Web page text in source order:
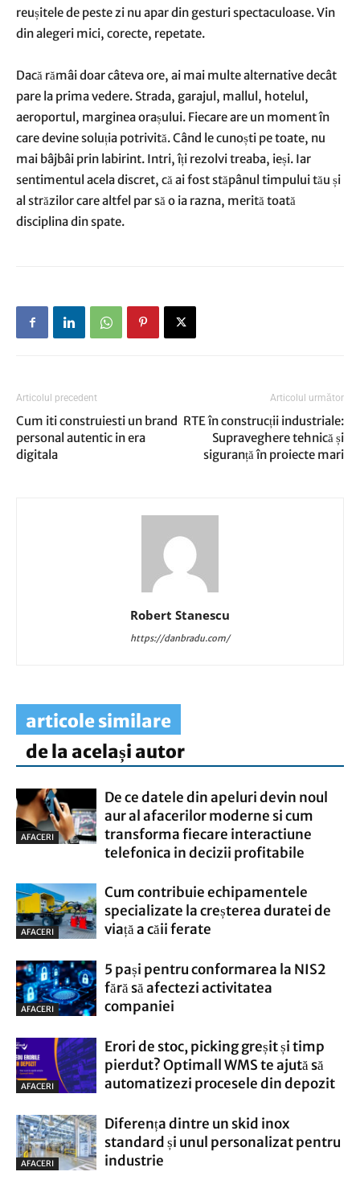
reușitele de peste zi nu apar din gesturi spectaculoase. Vin
din alegeri mici, corecte, repetate.
Dacă rămâi doar câteva ore, ai mai multe alternative decât
pare la prima vedere. Strada, garajul, mallul, hotelul,
aeroportul, marginea orașului. Fiecare are un moment în
care devine soluția potrivită. Când le cunoști pe toate, nu
mai bâjbâi prin labirint. Intri, îți rezolvi treaba, ieși. Iar
sentimentul acela discret, că ai fost stăpânul timpului tău și
al străzilor care altfel par să o ia razna, merită toată
disciplina din spate.
Articolul precedent
Cum iti construiesti un brand
personal autentic in era
digitala
Articolul următor
RTE în construcții industriale:
Supraveghere tehnică și
siguranță în proiecte mari
Robert Stanescu
https://danbradu.com/
articole similare
de la același autor
AFACERI
De ce datele din apeluri devin noul
aur al afacerilor moderne si cum
transforma fiecare interactiune
telefonica in decizii profitabile
AFACERI
Cum contribuie echipamentele
specializate la creșterea duratei de
viață a căii ferate
AFACERI
5 pași pentru conformarea la NIS2
fără să afectezi activitatea
companiei
AFACERI
Erori de stoc, picking greșit și timp
pierdut? Optimall WMS te ajută să
automatizezi procesele din depozit
AFACERI
Diferența dintre un skid inox
standard și unul personalizat pentru
industrie